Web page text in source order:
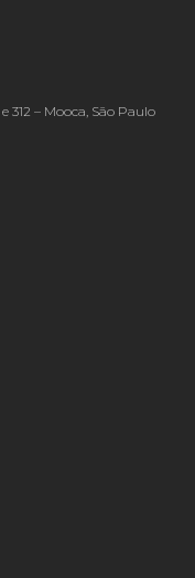
312 – Mooca, São Paulo